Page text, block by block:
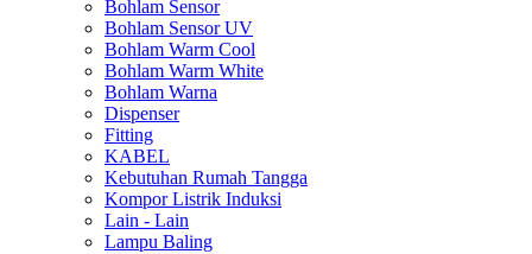
Bohlam Sensor
Bohlam Sensor UV
Bohlam Warm Cool
Bohlam Warm White
Bohlam Warna
Dispenser
Fitting
KABEL
Kebutuhan Rumah Tangga
Kompor Listrik Induksi
Lain - Lain
Lampu Baling